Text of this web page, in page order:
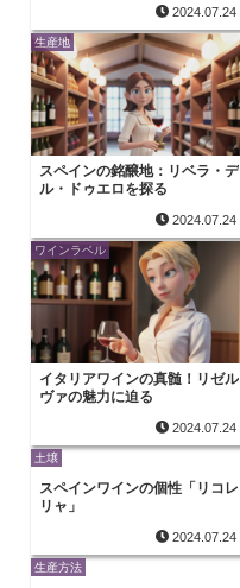
2024.07.24
生産地
スペインの銘醸地：リベラ・デ
ル・ドゥエロを探る
2024.07.24
ワインラベル
イタリアワインの真髄！リゼル
ヴァの魅力に迫る
2024.07.24
土壌
スペインワインの個性「リコレ
リャ」
2024.07.24
生産方法